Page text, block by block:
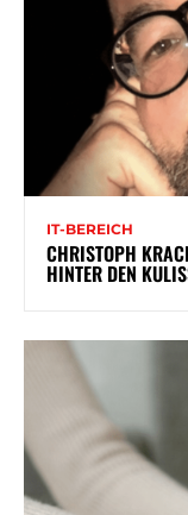
IT-BEREICH
CHRISTOPH
HINTER DEN